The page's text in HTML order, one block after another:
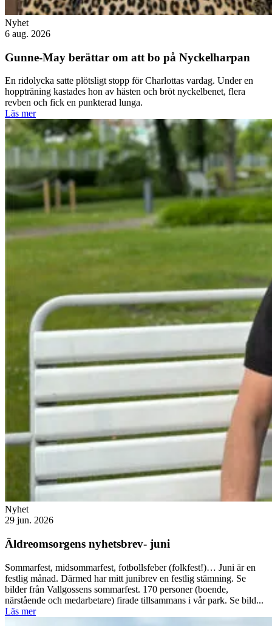
Nyhet
6 aug. 2026
Gunne-May berättar om att bo på Nyckelharpan
En ridolycka satte plötsligt stopp för Charlottas vardag. Under en
hoppträning kastades hon av hästen och bröt nyckelbenet, flera
revben och fick en punkterad lunga.
Läs mer
Nyhet
29 jun. 2026
Äldreomsorgens nyhetsbrev- juni
Sommarfest, midsommarfest, fotbollsfeber (folkfest!)… Juni är en
festlig månad. Därmed har mitt junibrev en festlig stämning. Se
bilder från Vallgossens sommarfest. 170 personer (boende,
närstående och medarbetare) firade tillsammans i vår park. Se bild...
Läs mer